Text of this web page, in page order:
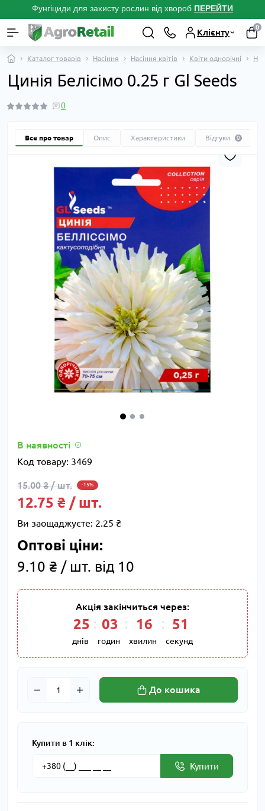
Фунгіциди для захисту рослин від хвороб ПЕРЕЙТИ
Клієнту
0
Каталог товарів Насіння Насіння квітів Квіти однорічні
Цинія Белісімо 0.25 г Gl Seeds
0
Все про товар Опис Характеристики Відгуки 0
В наявності
Код товару: 3469
15.00 ₴ / шт. -15%
12.75 ₴ / шт.
Ви заощаджуєте: 2.25 ₴
Оптові ціни:
9.10 ₴ / шт. від 10
Акція закінчиться через:
25
днів
03
годин
16
хвилин
50
секунд
До кошика
Купити в 1 клік:
Купити